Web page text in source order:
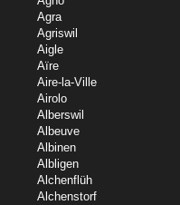
Agra
Agriswil
Aigle
Aïre
Aire-la-Ville
Airolo
Alberswil
Albeuve
Albinen
Albligen
Alchenflüh
Alchenstorf